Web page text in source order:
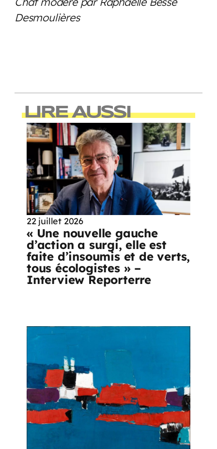
Desmoulières
LIRE AUSSI
22 juillet 2026
« Une nouvelle gauche
d’action a surgi, elle est
faite d’insoumis et de verts,
tous écologistes » –
Interview Reporterre